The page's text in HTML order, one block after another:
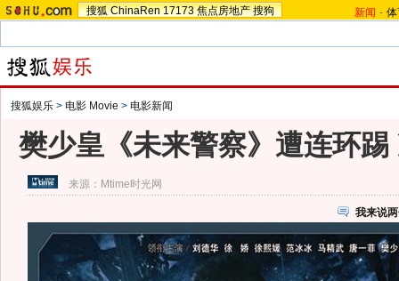
搜狐 ChinaRen 17173 焦点房地产 搜狗 新闻 -
搜狐娱乐 > 电影 Movie > 电影新闻
樊少皇《未来警察》遭连环
来源： Mtime时光网
我来说